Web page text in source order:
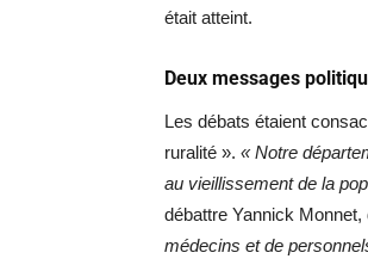
était atteint.
Deux messages
Les débats étaient
ruralité ». « Notre
au vieillissement de la
débattre Yannick Monnet,
médecins et de